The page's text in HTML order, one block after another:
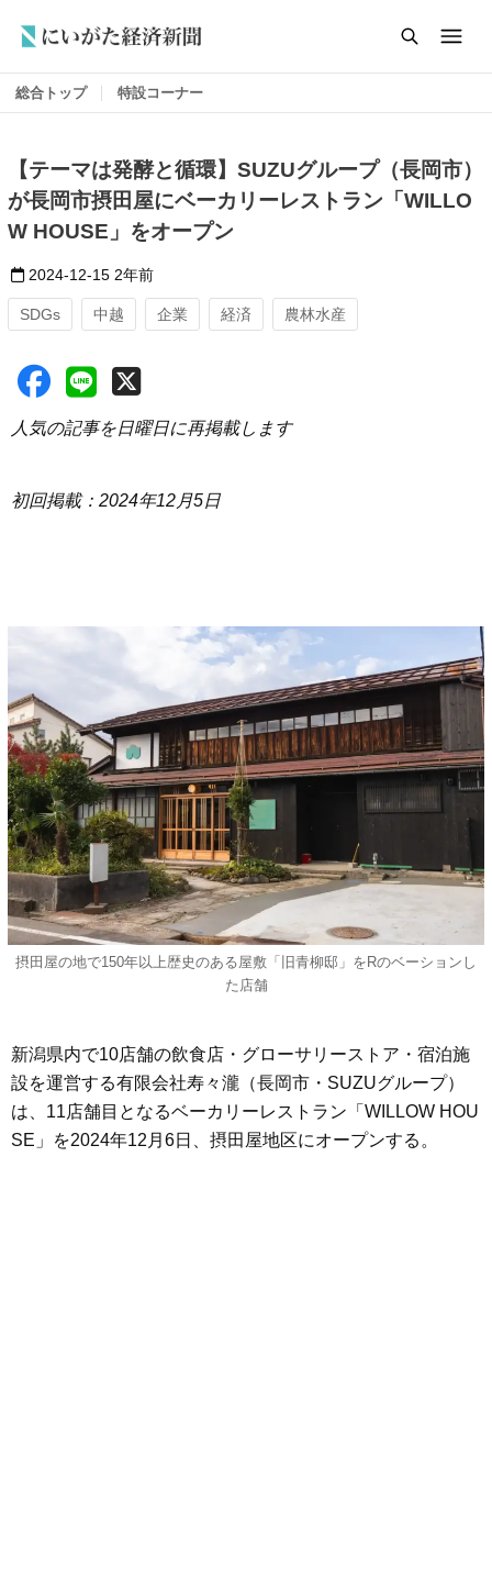
総合トップ 特設コーナー
【テーマは発酵と循環】SUZUグループ（長岡市）
が長岡市摂田屋にベーカリーレストラン「WILLO
W HOUSE」をオープン
2024-12-15 2年前
SDGs 中越 企業 経済 農林水産
人気の記事を日曜日に再掲載します
初回掲載：2024年12月5日
摂田屋の地で150年以上歴史のある屋敷「旧青柳邸」をRのベーションし
た店舗
新潟県内で10店舗の飲食店・グローサリーストア・宿泊施
設を運営する有限会社寿々瀧（長岡市・SUZUグループ）
は、11店舗目となるベーカリーレストラン「WILLOW HOU
SE」を2024年12月6日、摂田屋地区にオープンする。